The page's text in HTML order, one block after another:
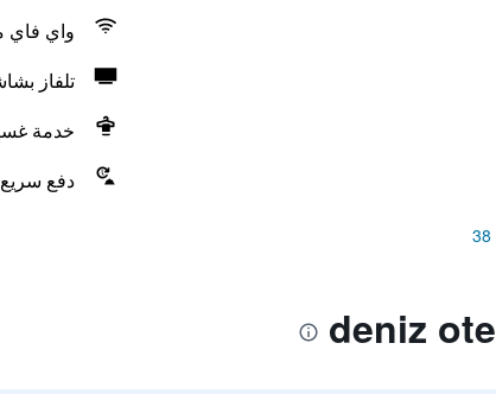
واي فاي
تلفاز
خدمة
دفع سريع